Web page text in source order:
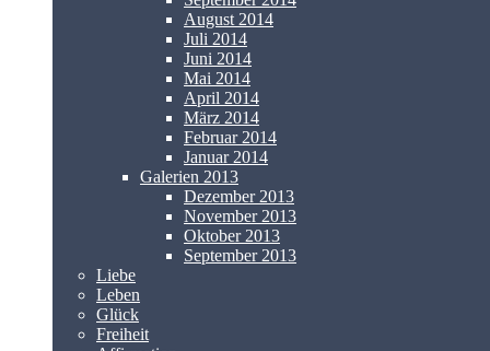
August 2014
Juli 2014
Juni 2014
Mai 2014
April 2014
März 2014
Februar 2014
Januar 2014
Galerien 2013
Dezember 2013
November 2013
Oktober 2013
September 2013
Liebe
Leben
Glück
Freiheit